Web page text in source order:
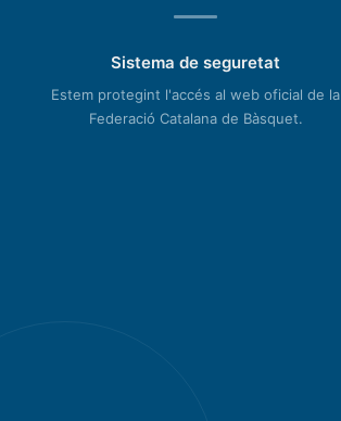
Sistema de seguretat
Estem protegint l'accés al web oficial de la
Federació Catalana de Bàsquet.